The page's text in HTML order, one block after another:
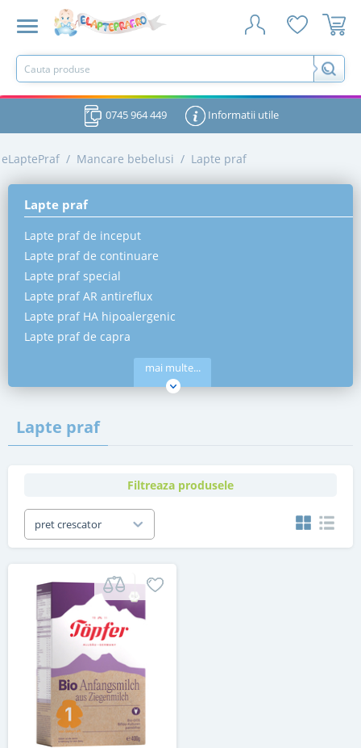
0745 964 449 Informatii utile
eLaptePraf / Mancare bebelusi / Lapte praf
Lapte praf
Lapte praf de inceput
Lapte praf de continuare
Lapte praf special
Lapte praf AR antireflux
Lapte praf HA hipoalergenic
Lapte praf de capra
mai multe...
Lapte praf
Filtreaza produsele
pret crescator